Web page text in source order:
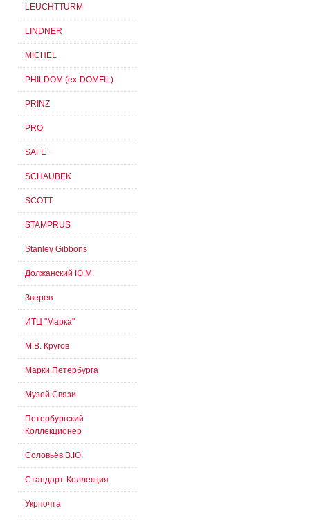
LEUCHTTURM
LINDNER
MICHEL
PHILDOM (ex-DOMFIL)
PRINZ
PRO
SAFE
SCHAUBEK
SCOTT
STAMPRUS
Stanley Gibbons
Должанский Ю.М.
Зверев
ИТЦ "Марка"
М.В. Кругов
Марки Петербурга
Музей Связи
Петербургский
Коллекционер
Соловьёв В.Ю.
Стандарт-Коллекция
Укрпочта